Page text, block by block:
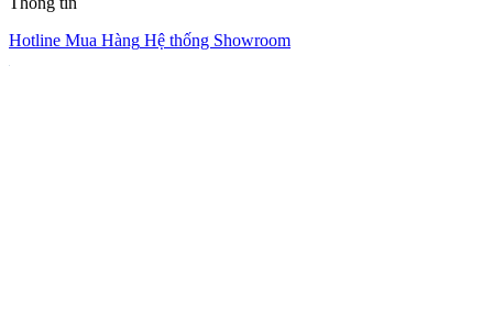
Hotline Mua Hàng Hệ thống Showroom